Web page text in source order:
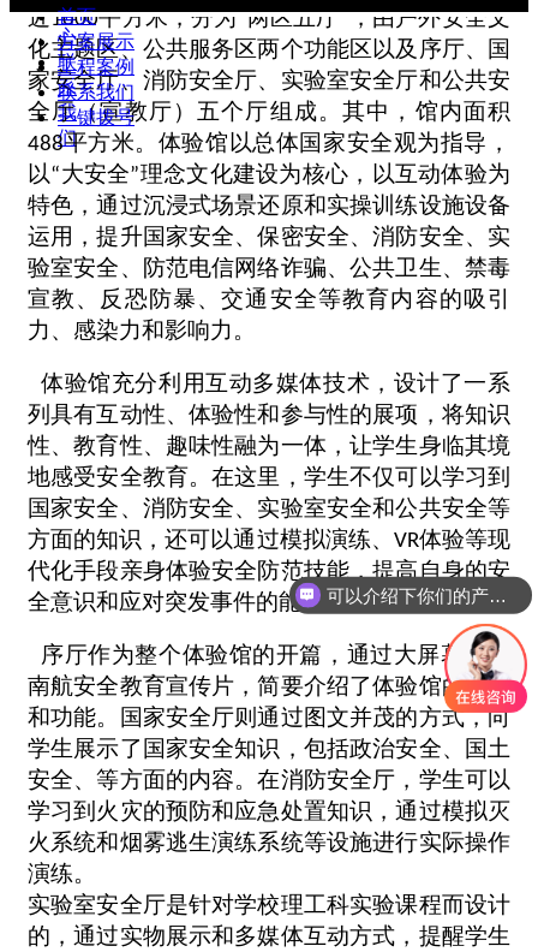
中
心
联
系
我
们
近1000平方米，分为“两区五厅”，由户外安全文
化主题区、公共服务区两个功能区以及序厅、国
家安全厅、消防安全厅、实验室安全厅和公共安
全厅（宣教厅）五个厅组成。其中，馆内面积
488平方米。体验馆以总体国家安全观为指导，
以“大安全”理念文化建设为核心，以互动体验为
特色，通过沉浸式场景还原和实操训练设施设备
运用，提升国家安全、保密安全、消防安全、实
验室安全、防范电信网络诈骗、公共卫生、禁毒
宣教、反恐防暴、交通安全等教育内容的吸引
力、感染力和影响力。
体验馆充分利用互动多媒体技术，设计了一系
列具有互动性、体验性和参与性的展项，将知识
性、教育性、趣味性融为一体，让学生身临其境
地感受安全教育。在这里，学生不仅可以学习到
国家安全、消防安全、实验室安全和公共安全等
方面的知识，还可以通过模拟演练、 VR体验等现
代化手段亲身体验安全防范技能，提高自身的安
全意识和应对突发事件的能力。
序厅作为整个体验馆的开篇，通过大屏幕播放
南航安全教育宣传片，简要介绍了体验馆的组成
和功能。国家安全厅则通过图文并茂的方式，向
学生展示了国家安全知识，包括政治安全、国土
安全、等方面的内容。在消防安全厅，学生可以
学习到火灾的预防和应急处置知识，通过模拟灭
火系统和烟雾逃生演练系统等设施进行实际操作
演练。
实验室安全厅是针对学校理工科实验课程而设计
的，通过实物展示和多媒体互动方式，提醒学生
首页
方案展示
工程案例
联系我们
一键拨号
可以介绍下你们的产品么